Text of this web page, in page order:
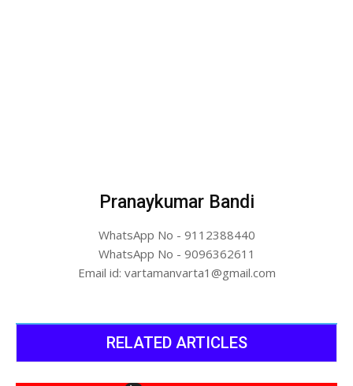
Pranaykumar Bandi
WhatsApp No - 9112388440
WhatsApp No - 9096362611
Email id: vartamanvarta1@gmail.com
RELATED ARTICLES